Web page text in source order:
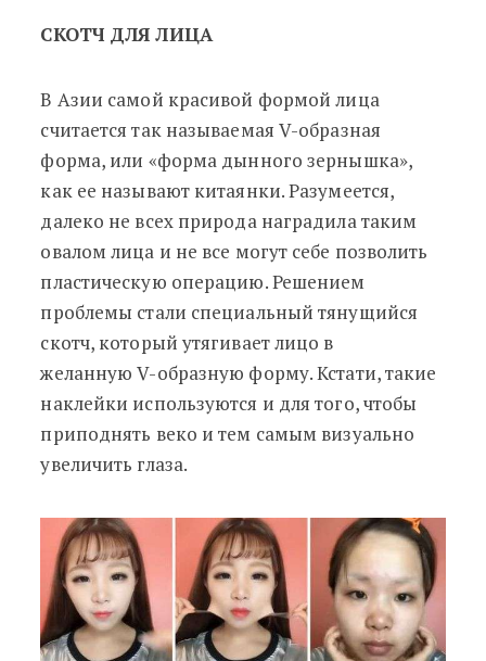
СКОТЧ ДЛЯ ЛИЦА
В Азии самой красивой формой лица
считается так называемая V-образная
форма, или «форма дынного зернышка»,
как ее называют китаянки. Разумеется,
далеко не всех природа наградила таким
овалом лица и не все могут себе позволить
пластическую операцию. Решением
проблемы стали специальный тянущийся
скотч, который утягивает лицо в
желанную V-образную форму. Кстати, такие
наклейки используются и для того, чтобы
приподнять веко и тем самым визуально
увеличить глаза.